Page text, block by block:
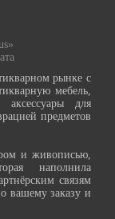
рынке с
мебель,
для
предметов
и живописью,
наполнила
связям
вашему заказу и